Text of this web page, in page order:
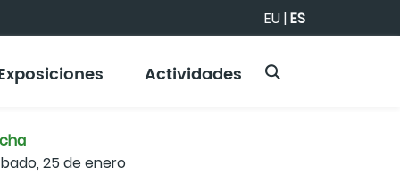
EU|ES
Actividades
25 de enero